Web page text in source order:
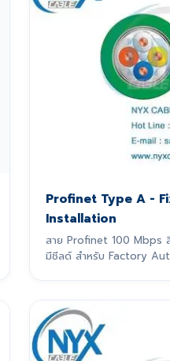
Profinet Type A -
Installation
สาย Profinet 100 Mbps
มีชีลด์ สำหรับ Factory